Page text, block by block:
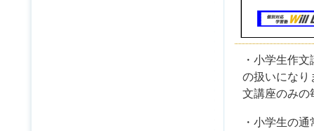
・小学生作
の扱いになり
文講座のみの
・小学生の